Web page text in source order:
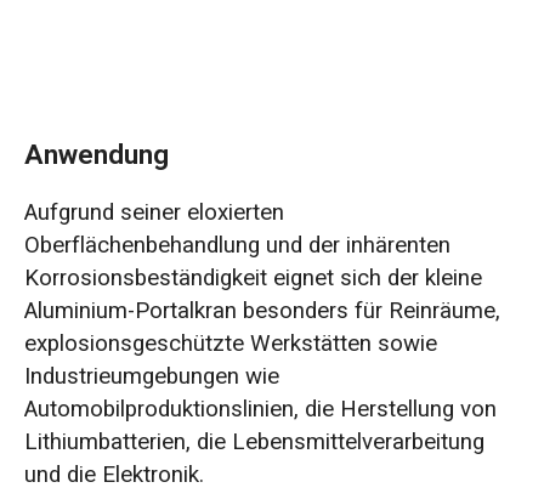
Anwendung
Aufgrund seiner eloxierten
Oberflächenbehandlung und der inhärenten
Korrosionsbeständigkeit eignet sich der kleine
Aluminium-Portalkran besonders für Reinräume,
explosionsgeschützte Werkstätten sowie
Industrieumgebungen wie
Automobilproduktionslinien, die Herstellung von
Lithiumbatterien, die Lebensmittelverarbeitung
und die Elektronik.